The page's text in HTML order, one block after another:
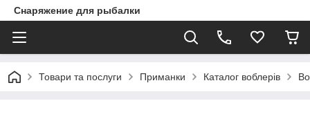
Снаряжение для рыбалки
Товари та послуги Приманки Каталог воблерів